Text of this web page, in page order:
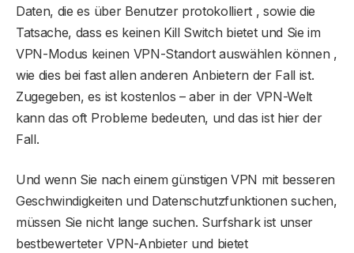
Daten, die es über Benutzer protokolliert , sowie die
Tatsache, dass es keinen Kill Switch bietet und Sie im
VPN-Modus keinen VPN-Standort auswählen können ,
wie dies bei fast allen anderen Anbietern der Fall ist.
Zugegeben, es ist kostenlos – aber in der VPN-Welt
kann das oft Probleme bedeuten, und das ist hier der
Fall.
Und wenn Sie nach einem günstigen VPN mit besseren
Geschwindigkeiten und Datenschutzfunktionen suchen,
müssen Sie nicht lange suchen. Surfshark ist unser
bestbewerteter VPN-Anbieter und bietet